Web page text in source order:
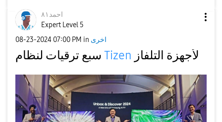
احمد٨١
Expert Level 5
‎08-23-2024 07:00 PM in اخرى
Tizen لأجهزة التلفاز